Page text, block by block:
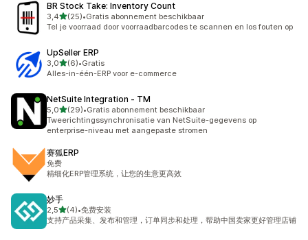
BR Stock Take: Inventory Count
3,4van 5 sterren
(25)
25 recensies in totaal
•Gratis abonnement beschikbaar
Tel je voorraad door voorraadbarcodes te scannen en los fouten op
UpSeller ERP
3,0van 5 sterren
(6)
6 recensies in totaal
•Gratis
Alles-in-één-ERP voor e-commerce
NetSuite Integration ‑ TM
5,0van 5 sterren
(29)
29 recensies in totaal
•Gratis abonnement beschikbaar
Tweerichtingssynchronisatie van NetSuite-gegevens op
enterprise-niveau met aangepaste stromen
赛狐ERP
免费
精细化ERP管理系统，让您的生意更高效
妙手
2,5van 5 sterren
(4)
4 recensies in totaal
•免费安装
支持产品采集、发布和管理，订单同步和处理，帮助中国卖家更好管理店铺